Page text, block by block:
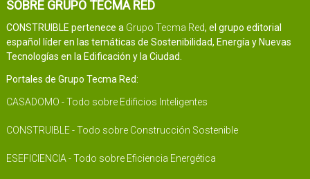
SOBRE GRUPO TECMA RED
CONSTRUIBLE pertenece a Grupo Tecma Red, el grupo editorial
español líder en las temáticas de Sostenibilidad, Energía y Nuevas
Tecnologías en la Edificación y la Ciudad.
Portales de Grupo Tecma Red:
CASADOMO - Todo sobre Edificios Inteligentes
CONSTRUIBLE - Todo sobre Construcción Sostenible
ESEFICIENCIA - Todo sobre Eficiencia Energética